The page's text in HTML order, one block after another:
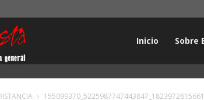
Inicio Sobre